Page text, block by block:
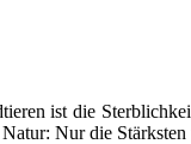
ist die
Nur die Stärksten